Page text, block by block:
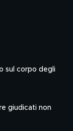
sul corpo degli
giudicati non